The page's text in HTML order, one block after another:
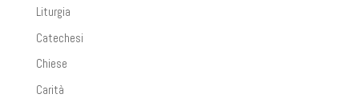
Liturgia
Catechesi
Chiese
Carità